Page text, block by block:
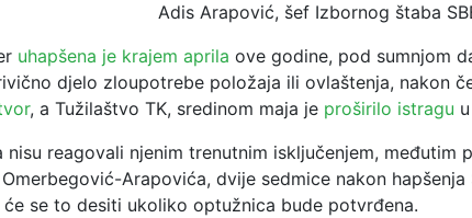
Adis Arapović, šef Izbornog štaba
uhapšena je krajem aprila ove godine, pod sumnjom
djelo zloupotrebe položaja ili ovlaštenja, nakon
, a Tužilaštvo TK, sredinom maja je proširilo istragu
nisu reagovali njenim trenutnim isključenjem, međutim
Arapovića, dvije sedmice nakon hapšenja
će se to desiti ukoliko optužnica bude potvrđena.